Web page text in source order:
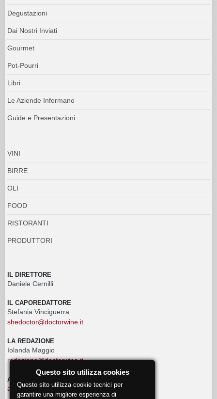
Degustazioni
Dai Nostri Inviati
Gourmet
Pot-Pourri
Libri
Le Aziende Informano
Guide e Presentazioni
VINI
BIRRE
OLI
FOOD
RISTORANTI
PRODUTTORI
IL DIRETTORE
Daniele Cernilli
IL CAPOREDATTORE
Stefania Vinciguerra
shedoctor@doctorwine.it
LA REDAZIONE
Iolanda Maggio
redazione@doctorwine.it
ADVERTISING
advertising@doctorwine.it
Questo sito utilizza cookies
Questo sito utilizza cookie tecnici per
garantire una migliore esperienza di